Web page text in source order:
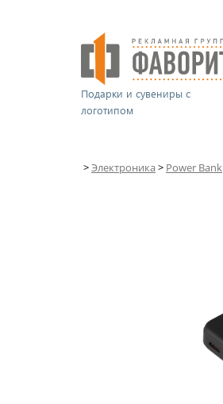
Подарки и сувениры с
логотипом
>Электроника> Power Bank